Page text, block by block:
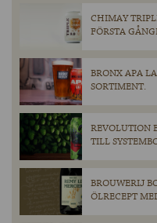
CHIMAY
FÖRSTA
BRONX APA
SORTIMENT.
REVOLUTION
TILL
BROUWERIJ
ÖLRECEPT